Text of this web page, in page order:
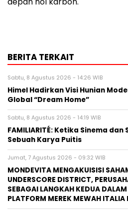
BERITA TERKAIT
Sabtu, 8 Agustus 2026 - 14:26 WIB
Himel Hadirkan Visi Hunian
Global “Dream Home”
Sabtu, 8 Agustus 2026 - 14:19 WIB
FAMILIARITÉ: Ketika Sinema
Sebuah Karya Puitis
Jumat, 7 Agustus 2026 - 09:32 WIB
MONDEVITA MENGAKUISISI
UNDERSCORE DISTRICT,
SEBAGAI LANGKAH KEDUA
PLATFORM MEREK MEWAH ITALIA